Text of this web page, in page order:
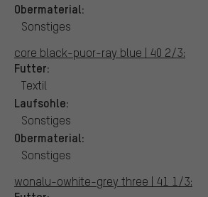
Obermaterial:
Sonstiges
core black-puor-ray blue | 40 2/3:
Futter:
Textil
Laufsohle:
Sonstiges
Obermaterial:
Sonstiges
wonalu-owhite-grey three | 41 1/3: